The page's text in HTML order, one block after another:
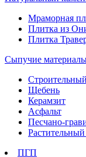
Мраморная
Плитка из
Плитка
Сыпучие
Щебень
Керамзит
Асфальт
Песчано-
ПГП